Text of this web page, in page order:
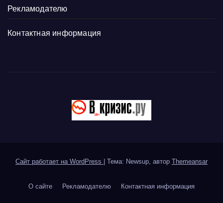
Рекламодателю
Контактная информация
Сайт работает на WordPress Тема: Newsup, автор Themeansar
О сайте Рекламодателю Контактная информация